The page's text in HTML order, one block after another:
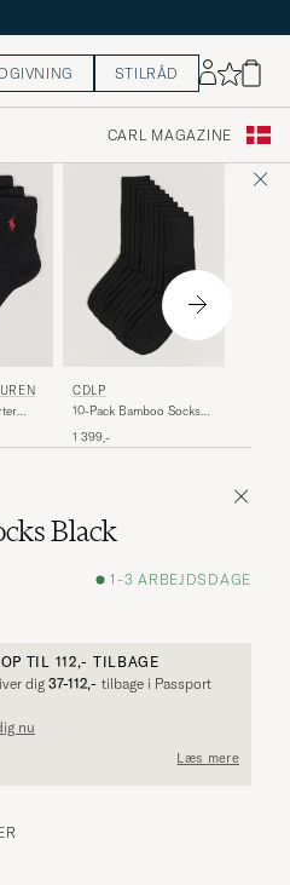
STILRÅD
CARL MAGAZINE
CDLP
10-Pack Bamboo Socks
1 399,-
Black
1-3 ARBEJDSDAGE
TIL 112,- TILBAGE
dig 37-112,- tilbage i Passport
nu
Læs mere